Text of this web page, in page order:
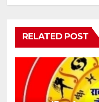
RELATED POST